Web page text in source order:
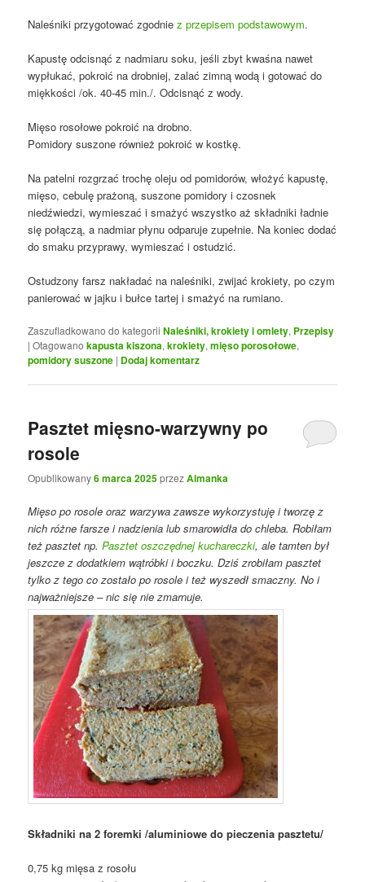
Naleśniki przygotować zgodniez przepisem podstawowym.
Kapustę odcisnąć z nadmiaru soku, jeśli zbyt kwaśna nawet
wypłukać, pokroić na drobniej, zalać zimną wodą i gotować do
miękkości /ok. 40-45 min./. Odcisnąć z wody.
Mięso rosołowe pokroić na drobno.
Pomidory suszone również pokroić w kostkę.
Na patelni rozgrzać trochę oleju od pomidorów, włożyć kapustę,
mięso, cebulę prażoną, suszone pomidory i czosnek
niedźwiedzi, wymieszać i smażyć wszystko aż składniki ładnie
się połączą, a nadmiar płynu odparuje zupełnie. Na koniec dodać
do smaku przyprawy, wymieszać i ostudzić.
Ostudzony farsz nakładać na naleśniki, zwijać krokiety, po czym
panierować w jajku i bułce tartej i smażyć na rumiano.
Zaszufladkowano do kategorii Naleśniki, krokiety i omlety, Przepisy
|Otagowano kapusta kiszona,krokiety,mięso porosołowe,
pomidory suszone | Dodaj komentarz
Pasztet mięsno-warzywny po
rosole
Opublikowany6 marca 2025przezAlmanka
Mięso po rosole oraz warzywa zawsze wykorzystuję i tworzę z
nich różne farsze i nadzienia lub smarowidła do chleba. Robiłam
też pasztet np.Pasztet oszczędnej kuchareczki, ale tamten był
jeszcze z dodatkiem wątróbki i boczku. Dziś zrobiłam pasztet
tylko z tego co zostało po rosole i też wyszedł smaczny. No i
najważniejsze – nic się nie zmarnuje.
Składniki na 2 foremki /aluminiowe do pieczenia pasztetu/
0,75 kg mięsa z rosołu